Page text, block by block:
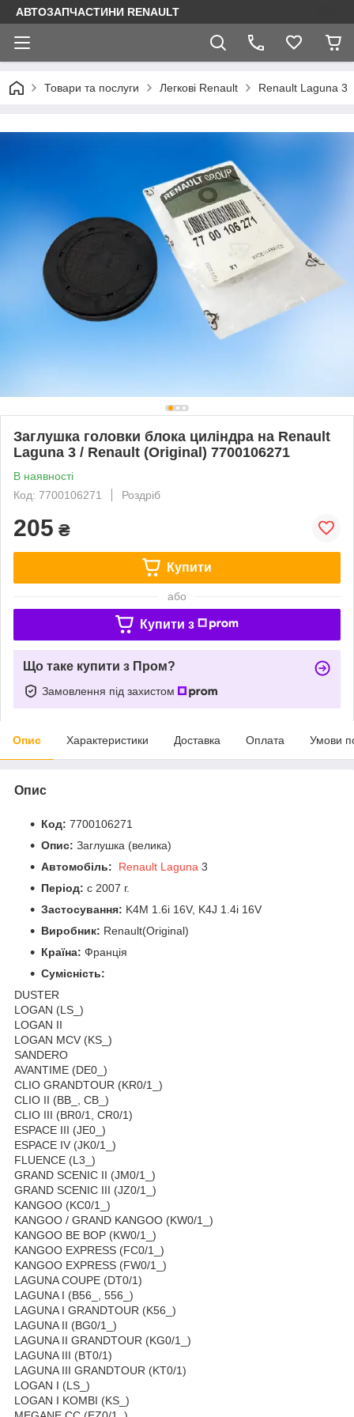
АВТОЗАПЧАСТИНИ RENAULT
Товари та послуги Легкові Renault Renault Laguna 3
Заглушка головки блока циліндра на Renault
Laguna 3 / Renault (Original) 7700106271
В наявності
Код: 7700106271
Роздріб
205 ₴
Купити
або
Купити з
Що таке купити з Пром?
Замовлення під захистом
Опис Характеристики Доставка Оплата Умови
Опис
Код: 7700106271
Опис: Заглушка (велика)
Автомобіль:
Renault Laguna 3
Період: c 2007 г.
Застосування: K4M 1.6i 16V, K4J 1.4i 16V
Виробник: Renault(Original)
Країна: Франція
Сумісність:
DUSTER
LOGAN (LS_)
LOGAN II
LOGAN MCV (KS_)
SANDERO
AVANTIME (DE0_)
CLIO GRANDTOUR (KR0/1_)
CLIO II (BB_, CB_)
CLIO III (BR0/1, CR0/1)
ESPACE III (JE0_)
ESPACE IV (JK0/1_)
FLUENCE (L3_)
GRAND SCENIC II (JM0/1_)
GRAND SCENIC III (JZ0/1_)
KANGOO (KC0/1_)
KANGOO / GRAND KANGOO (KW0/1_)
KANGOO BE BOP (KW0/1_)
KANGOO EXPRESS (FC0/1_)
KANGOO EXPRESS (FW0/1_)
LAGUNA COUPE (DT0/1)
LAGUNA I (B56_, 556_)
LAGUNA I GRANDTOUR (K56_)
LAGUNA II (BG0/1_)
LAGUNA II GRANDTOUR (KG0/1_)
LAGUNA III (BT0/1)
LAGUNA III GRANDTOUR (KT0/1)
LOGAN I (LS_)
LOGAN I KOMBI (KS_)